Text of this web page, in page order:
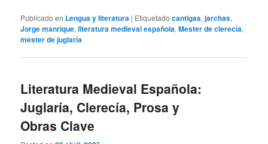
Publicado en Lengua y literatura | Etiquetado cantigas,jarchas,
Jorge manrique,literatura medieval española,Mester de clerecía,
mester de juglaría
Literatura Medieval Española:
Juglaría, Clerecía, Prosa y
Obras Clave